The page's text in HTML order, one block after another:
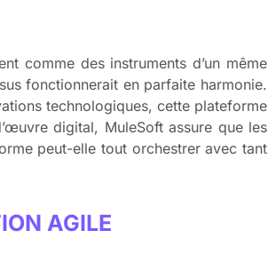
comme des instruments d’un même
fonctionnerait en parfaite harmonie.
technologiques, cette plateforme
digital, MuleSoft assure que les
peut-elle tout orchestrer avec tant
AGILE